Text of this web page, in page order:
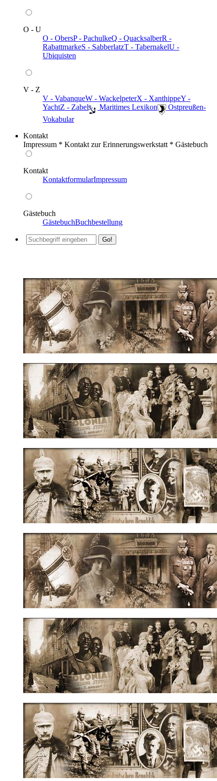
O - U
O - ObersP - PachulkeQ - QuacksalberR -
RabattmarkeS - SabberlatzT - TabernakelU -
Ubiquisten
V - Z
V - VabanqueW - WackelpeterX - XanthippeY -
YachtZ - Zabel ️ Maritimes Lexikon
️ Ostpreußen-
Vokabular
Kontakt
Impressum * Kontakt zur Erinnerungswerkstatt * Gästebuch
Kontakt
KontaktformularImpressum
Gästebuch
GästebuchBuchbestellung